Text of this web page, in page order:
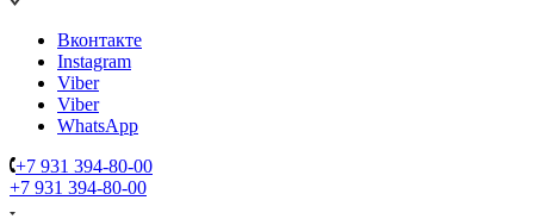
Вконтакте
Instagram
Viber
Viber
WhatsApp
+7 931 394-80-00
+7 931 394-80-00